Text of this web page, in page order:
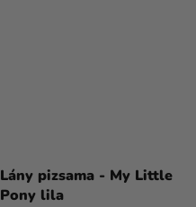
Lány pizsama - My Little
Pony lila